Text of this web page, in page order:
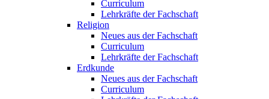
Curriculum
Lehrkräfte der Fachschaft
Religion
Neues aus der Fachschaft
Curriculum
Lehrkräfte der Fachschaft
Erdkunde
Neues aus der Fachschaft
Curriculum